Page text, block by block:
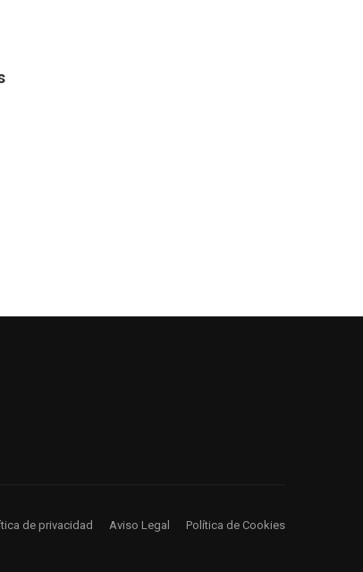
de privacidad Aviso Legal Política de Cookies